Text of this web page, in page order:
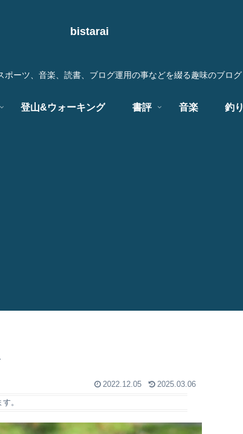
bistarai
ポーツ、音楽、読書、ブログ運用の事などを綴る趣味のブログ
登山&ウォーキング 書評 音楽 釣り
2022.12.05 2025.03.06
。